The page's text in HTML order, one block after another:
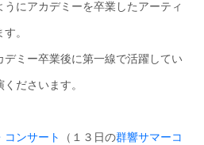
にアカデミーを卒業したアーティ
。
ミー卒業後に第一線で活躍してい
ださいます。
コンサート （１３日の群響サマーコ